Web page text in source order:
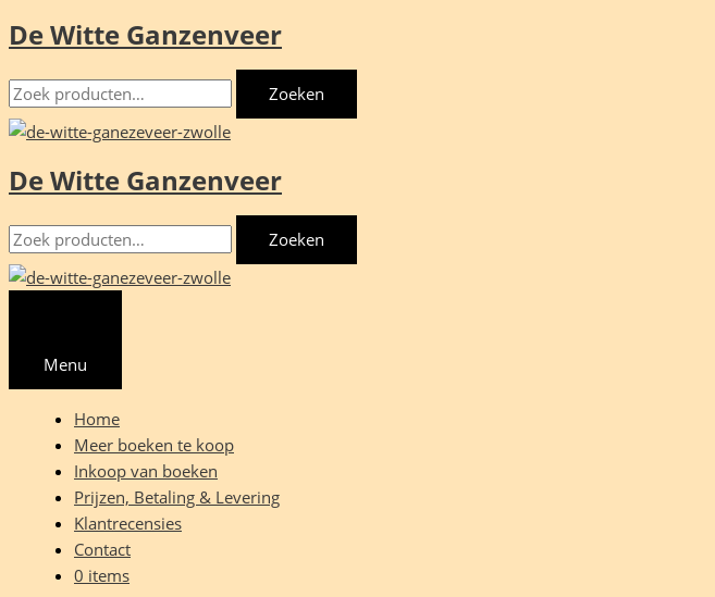
Ga
de
inhoud
De Witte Ganzenveer
Zoeken
naar:
Zoeken
De Witte Ganzenveer
Zoeken
naar:
Zoeken
Menu
Home
Meer boeken te koop
Inkoop van boeken
Prijzen, Betaling & Levering
Klantrecensies
Contact
0 items